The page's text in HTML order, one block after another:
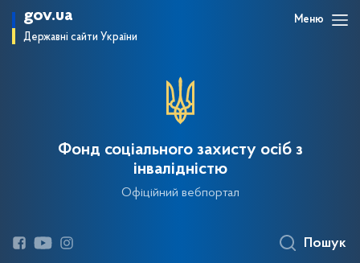
gov.ua
Державні сайти України
Меню
Фонд соціального захисту осіб з
інвалідністю
Офіційний вебпортал
Пошук